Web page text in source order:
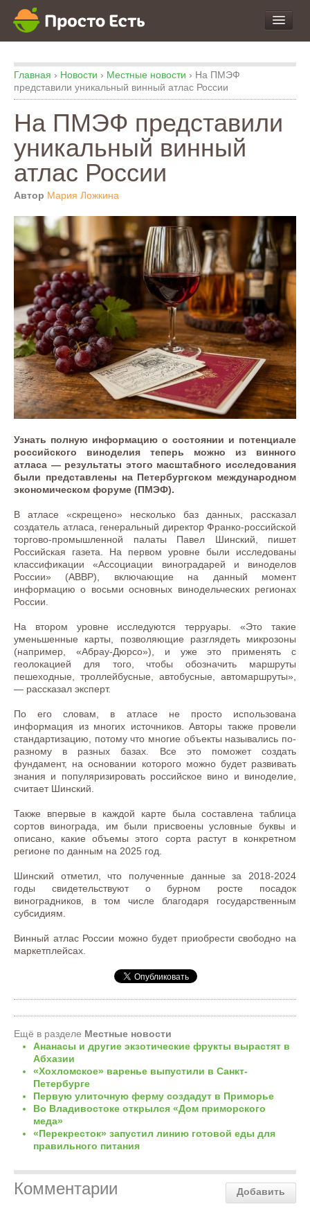
про Еду
про Кухню
про Экспертизу
Главная › Новости › Местные новости › На ПМЭФ
представили уникальный винный атлас России
На ПМЭФ представили
уникальный винный
атлас России
Автор Мария Ложкина
Узнать полную информацию о состоянии и потенциале
российского виноделия теперь можно из винного
атласа — результаты этого масштабного исследования
были представлены на Петербургском международном
экономическом форуме (ПМЭФ).
В атласе «скрещено» несколько баз данных, рассказал
создатель атласа, генеральный директор Франко-российской
торгово-промышленной палаты Павел Шинский, пишет
Российская газета. На первом уровне были исследованы
классификации «Ассоциации виноградарей и виноделов
России» (АВВР), включающие на данный момент
информацию о восьми основных винодельческих регионах
России.
На втором уровне исследуются терруары. «Это такие
уменьшенные карты, позволяющие разглядеть микрозоны
(например, «Абрау-Дюрсо»), и уже это применять с
геолокацией для того, чтобы обозначить маршруты
пешеходные, троллейбусные, автобусные, автомаршруты»,
— рассказал эксперт.
По его словам, в атласе не просто использована
информация из многих источников. Авторы также провели
стандартизацию, потому что многие объекты назывались по-
разному в разных базах. Все это поможет создать
фундамент, на основании которого можно будет развивать
знания и популяризировать российское вино и виноделие,
считает Шинский.
Также впервые в каждой карте была составлена таблица
сортов винограда, им были присвоены условные буквы и
описано, какие объемы этого сорта растут в конкретном
регионе по данным на 2025 год.
Шинский отметил, что полученные данные за 2018-2024
годы свидетельствуют о бурном росте посадок
виноградников, в том числе благодаря государственным
субсидиям.
Винный атлас России можно будет приобрести свободно на
маркетплейсах.
Ещё в разделе Местные новости
Ананасы и другие экзотические фрукты вырастят в
Абхазии
«Хохломское» варенье выпустили в Санкт-
Петербурге
Первую улиточную ферму создадут в Приморье
Во Владивостоке открылся «Дом приморского
меда»
«Перекресток» запустил линию готовой еды для
правильного питания
Добавить
Комментарии